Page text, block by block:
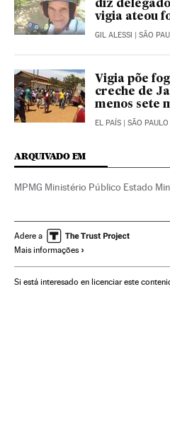
diz
vigia ateou
GIL ALESSI | SÃO
Vigia põe
creche de
menos sete
EL PAÍS | SÃO PAULO
ARQUIVADO EM
MPMG Ministério Público Estado
Incêndios intencionais Educação
Minas Gerais
Prefeituras América do Sul
Adere a
Mais informações
Si está interesado en licenciar este